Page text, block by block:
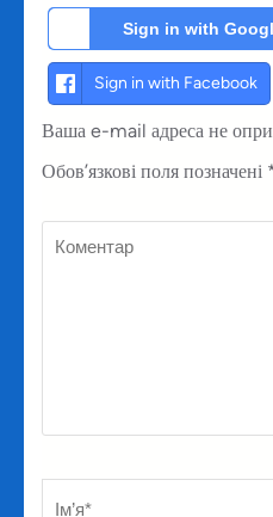
Sign in with
Sign in with Facebook
Ваша e-mail адреса не
Обов’язкові поля позначені
Коментар
Ім’я *